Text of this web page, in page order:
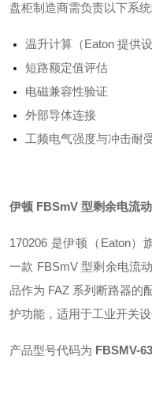
盘柜制造商需负责以下系
温升计算（Eaton 提供
短路额定值评估
电磁兼容性验证
外部导体连接
工频电气强度与冲击耐
伊顿 FBSmV 型剩余电流
170206 是伊顿（Eaton）
一款 FBSmV 型剩余电流
品作为 FAZ 系列断路器的
护功能，适用于工业开关
产品型号代码为 FBSMV-